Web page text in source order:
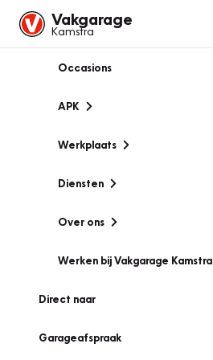
Vakgarage
Kamstra
Occasions
APK
Werkplaats
Diensten
Over ons
Werken bij Vakgarage Kamstra
Direct naar
Garageafspraak